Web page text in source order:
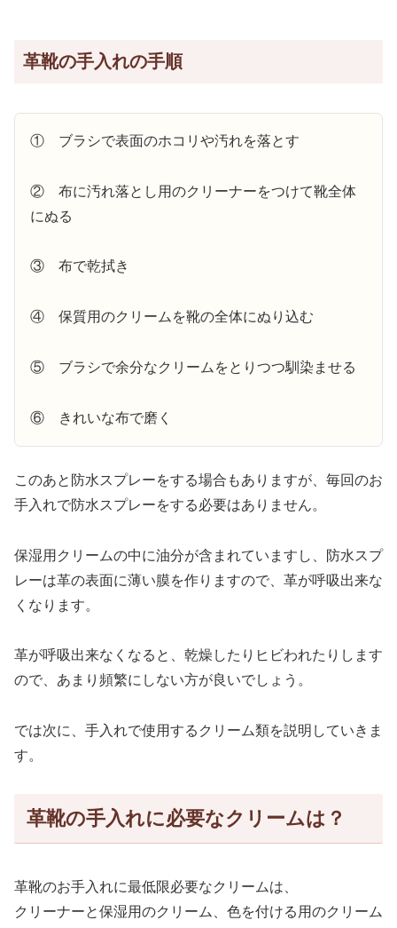
革靴の手入れの手順
① ブラシで表面のホコリや汚れを落とす
② 布に汚れ落とし用のクリーナーをつけて靴全体
にぬる
③ 布で乾拭き
④ 保質用のクリームを靴の全体にぬり込む
⑤ ブラシで余分なクリームをとりつつ馴染ませる
⑥ きれいな布で磨く
このあと防水スプレーをする場合もありますが、毎回のお
手入れで防水スプレーをする必要はありません。
保湿用クリームの中に油分が含まれていますし、防水スプ
レーは革の表面に薄い膜を作りますので、革が呼吸出来な
くなります。
革が呼吸出来なくなると、乾燥したりヒビわれたりします
ので、あまり頻繁にしない方が良いでしょう。
では次に、手入れで使用するクリーム類を説明していきま
す。
革靴の手入れに必要なクリームは？
革靴のお手入れに最低限必要なクリームは、
クリーナーと保湿用のクリーム
色を付ける用のクリーム